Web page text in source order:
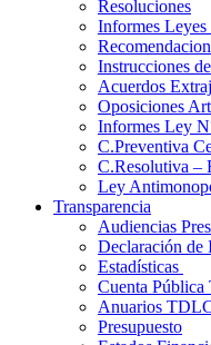
Resoluciones
Informes Leyes
Instrucciones
Acuerdos
Oposiciones
Informes Ley
C.Preventiva
C.Resolutiva –
Ley
Transparencia
Audiencias
Declaración de
Estadísticas
Cuenta
Anuarios
Presupuesto